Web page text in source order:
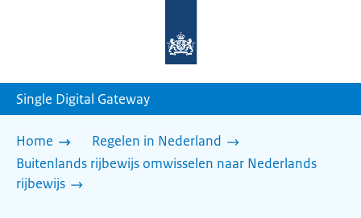
homepage
Single Digital Gateway
Home
Regelen in Nederland
Buitenlands rijbewijs omwisselen naar Nederlands
rijbewijs